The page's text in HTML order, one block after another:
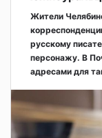
Жители
русскому
персонажу. В
адресами для